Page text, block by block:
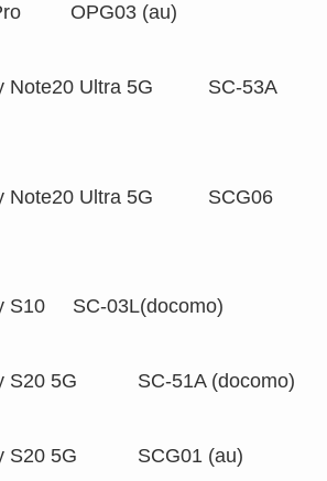
Pro OPG03 (au)
Note20 Ultra 5G SC-53A
Note20 Ultra 5G SCG06
S10 SC-03L(docomo)
S20 5G SC-51A (docomo)
S20 5G SCG01 (au)